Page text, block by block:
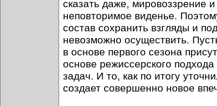
сказать даже, мировоззрение
неповторимое виденье.
состав сохранить взгляды и
невозможно осуществить.
в основе первого сезона
основе режиссерского
задач. И то, как по итогу
создает совершенно новое